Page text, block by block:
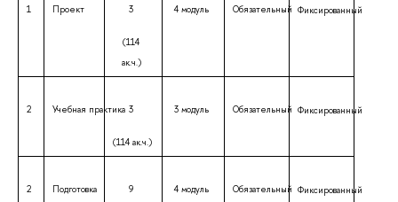
1 Проект 3
(114
ак.ч.)
4 модуль Обязательный Фиксированный
2 Учебная практика 3
(114 ак.ч.)
3 модуль Обязательный Фиксированный
2
Подготовка
9 4 модуль Обязательный Фиксированный